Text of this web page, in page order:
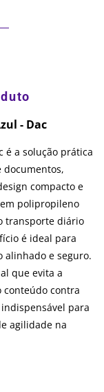
- Dac
é a solução prática
documentos,
compacto e
polipropileno
transporte diário
é ideal para
alinhado e seguro.
que evita a
contra
para
agilidade na